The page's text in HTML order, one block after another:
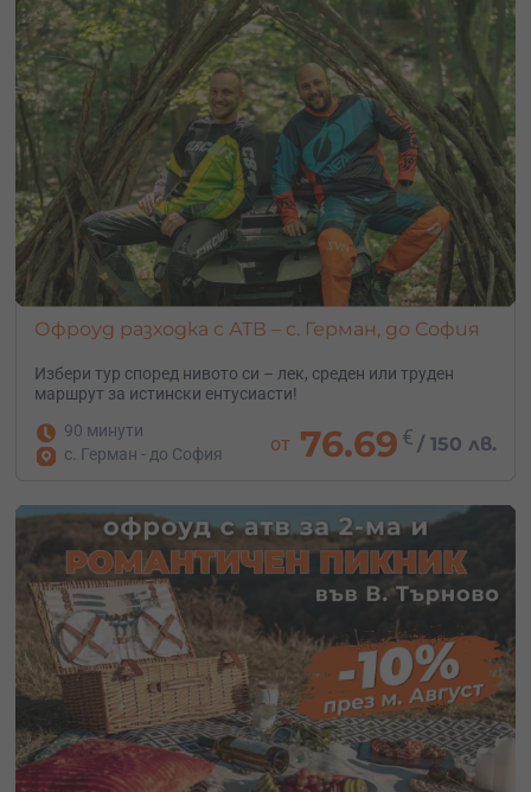
Офроуд разходка с АТВ – с. Герман, до София
Избери тур според нивото си – лек, среден или труден
маршрут за истински ентусиасти!
90 минути
с. Герман - до София
от 76.69 € /150 лв.